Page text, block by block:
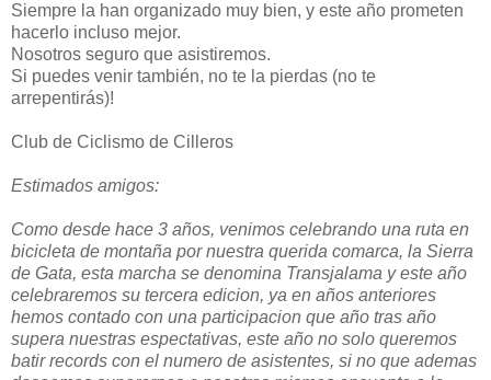
Siempre la han organizado muy bien, y este año prometen
hacerlo incluso mejor.
Nosotros seguro que asistiremos.
Si puedes venir también, no te la pierdas (no te
arrepentirás)!
Club de Ciclismo de Cilleros
Estimados amigos:
Como desde hace 3 años, venimos celebrando una ruta en
bicicleta de montaña por nuestra querida comarca, la Sierra
de Gata, esta marcha se denomina Transjalama y este año
celebraremos su tercera edicion, ya en años anteriores
hemos contado con una participacion que año tras año
supera nuestras espectativas, este año no solo queremos
batir records con el numero de asistentes, si no que ademas